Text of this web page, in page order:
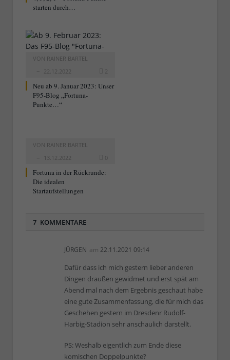
starten durch…
VON RAINER BARTEL
22.12.2022
2
Neu ab 9. Januar 2023: Unser
F95-Blog „Fortuna-
Punkte…“
VON RAINER BARTEL
13.12.2022
0
Fortuna in der Rückrunde:
Die idealen
Startaufstellungen
7 KOMMENTARE
JÜRGEN am 22.11.2021 09:14
Dafür dass ich mich gestern lieber anderen
Dingen draußen gewidmet und erst spät am
Abend mal nach dem Ergebnis geschaut habe
eine gute Zusammenfassung, die für mich das
Geschehen gestern im Dresdenr Rudolf-
Harbig-Stadion sehr anschaulich darstellt.
PS: Weshalb eigentlich zum Ende diese
komischen Doppelpunkte?